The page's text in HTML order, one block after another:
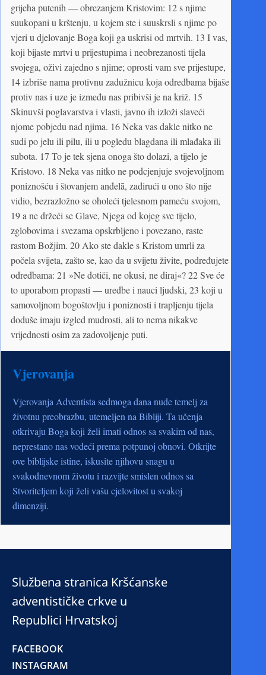
grijeha putenih — obrezanjem Kristovim: 12 s njime
suukopani u krštenju, u kojem ste i suuskrsli s njime po
vjeri u djelovanje Boga koji ga uskrisi od mrtvih. 13 I vas,
koji bijaste mrtvi u prijestupima i neobrezanosti tijela
svojega, oživi zajedno s njime; oprosti vam sve prijestupe,
14 izbriše nama protivnu zadužnicu koja odredbama bijaše
protiv nas i uze je između nas pribivši je na križ. 15
Skinuvši poglavarstva i vlasti, javno ih izloži slaveći
njome pobjedu nad njima. 16 Neka vas dakle nitko ne
sudi po jelu ili pilu, ili u pogledu blagdana ili mlađaka ili
subota. 17 To je tek sjena onoga što dolazi, a tijelo je
Kristovo. 18 Neka vas nitko ne podcjenjuje svojevoljnom
poniznošću i štovanjem anđelā, zadirući u ono što nije
vidio, bezrazložno se oholeći tjelesnom pameću svojom,
19 a ne držeći se Glave, Njega od kojeg sve tijelo,
zglobovima i svezama opskrbljeno i povezano, raste
rastom Božjim. 20 Ako ste dakle s Kristom umrli za
počela svijeta, zašto se, kao da u svijetu živite, podređujete
odredbama: 21 »Ne dotiči, ne okusi, ne diraj«? 22 Sve će
to uporabom propasti — uredbe i nauci ljudski, 23 koji u
samovoljnom bogoštovlju i poniznosti i trapljenju tijela
doduše imaju izgled mudrosti, ali to nema nikakve
vrijednosti osim za zadovoljenje puti.
Vjerovanja
Vjerovanja Adventista sedmoga dana nude temelj za
životnu preobrazbu, utemeljen na Bibliji. Ta učenja
otkrivaju Boga koji želi imati odnos sa svakim od nas,
neprestano nas vodeći prema potpunoj obnovi. Otkrijte
ove biblijske istine, iskusite njihovu snagu u
svakodnevnom životu i razvijte smislen odnos sa
Stvoriteljem koji želi vašu cjelovitost u svakoj
dimenziji.
Službena stranica Kršćanske
adventističke crkve u
Republici Hrvatskoj
FACEBOOK
INSTAGRAM